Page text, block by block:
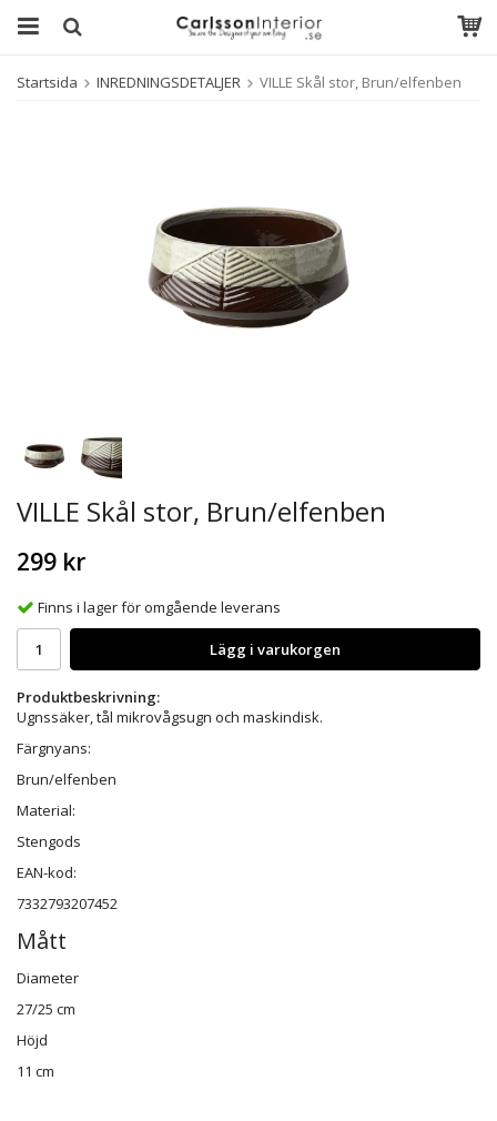
Startsida INREDNINGSDETALJER VILLE Skål stor, Brun/elfenben
VILLE Skål stor, Brun/elfenben
299 kr
Finns i lager för omgående leverans
Lägg i varukorgen
Produktbeskrivning:
Ugnssäker, tål mikrovågsugn och maskindisk.
Färgnyans:
Brun/elfenben
Material:
Stengods
EAN-kod:
7332793207452
Mått
Diameter
27/25 cm
Höjd
11 cm